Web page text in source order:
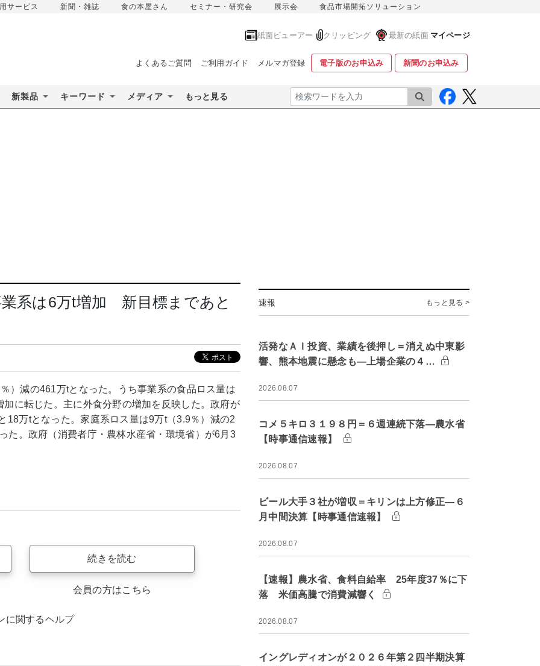
サービス 新聞・雑誌 食の本屋さん セミナー・研究会 展示会 食品市場開拓ソリューション
紙面ビューアー クリッピング 最新の紙面 マイページ
よくあるご質問 ご利用ガイド メルマガ登録 電子版のお申込み 新聞のお申込み
新製品 キーワード メディア もっと見る 検索
系は6万t増加 新目標まであと
）減の461万tとなった。うち事業系の食品ロス量は
に転じた。主に外食分野の増加を反映した。政府が
18万tとなった。家庭系ロス量は9万t（3.9％）減の2
た。政府（消費者庁・農林水産省・環境省）が6月3
続きを読む
会員の方はこちら
に関するヘルプ
速報 もっと見る >
活発なＡＩ投資、業績を後押し＝消えぬ中東影
響、熊本地震に懸念も―上場企業の４…
2026.08.07
コメ５キロ３１９８円＝６週連続下落―農水省
【時事通信速報】
2026.08.07
ビール大手３社が増収＝キリンは上方修正―６
月中間決算【時事通信速報】
2026.08.07
【速報】農水省、食料自給率 25年度37％に下
落 米価高騰で消費減響く
2026.08.07
イングレディオンが２０２６年第２四半期決算